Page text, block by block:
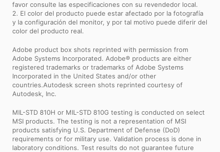
favor consulte las especificaciones con su revendedor local.
2. El color del producto puede estar afectado por la fotografía
y la configuración del monitor, y por tal motivo puede diferir del
color del producto real.
Adobe product box shots reprinted with permission from
Adobe Systems Incorporated. Adobe® products are either
registered trademarks or trademarks of Adobe Systems
Incorporated in the United States and/or other
countries.Autodesk screen shots reprinted courtesy of
Autodesk, Inc.
MIL-STD 810H or MIL-STD 810G testing is conducted on select
MSI products. The testing is not a representation of MSI
products satisfying U.S. Department of Defense (DoD)
requirements or for military use. Validation process is done in
laboratory conditions. Test results do not guarantee future